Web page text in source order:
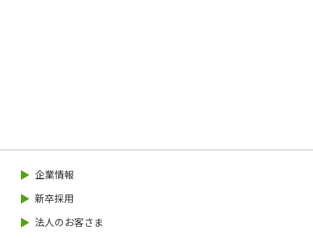
「カスタマー・ハラスメントに対する基本方針」制定
のお知らせ
2025.06.19
企業情報
新卒採用
法人のお客さま